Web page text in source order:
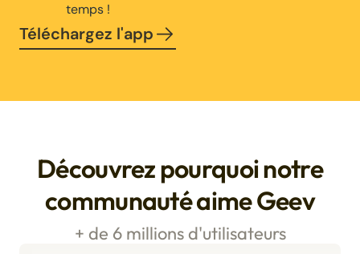
temps !
Téléchargez l'app
Découvrez pourquoi notre
communauté aime Geev
+ de 6 millions d'utilisateurs